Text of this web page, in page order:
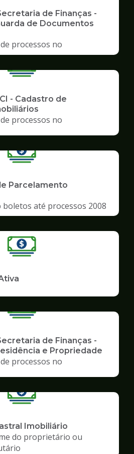
de Finanças -
de Documentos
processos no
- Cadastro de
processos no
Parcelamento
até processos 2008
de Finanças -
e Propriedade
processos no
Imobiliário
do proprietário ou